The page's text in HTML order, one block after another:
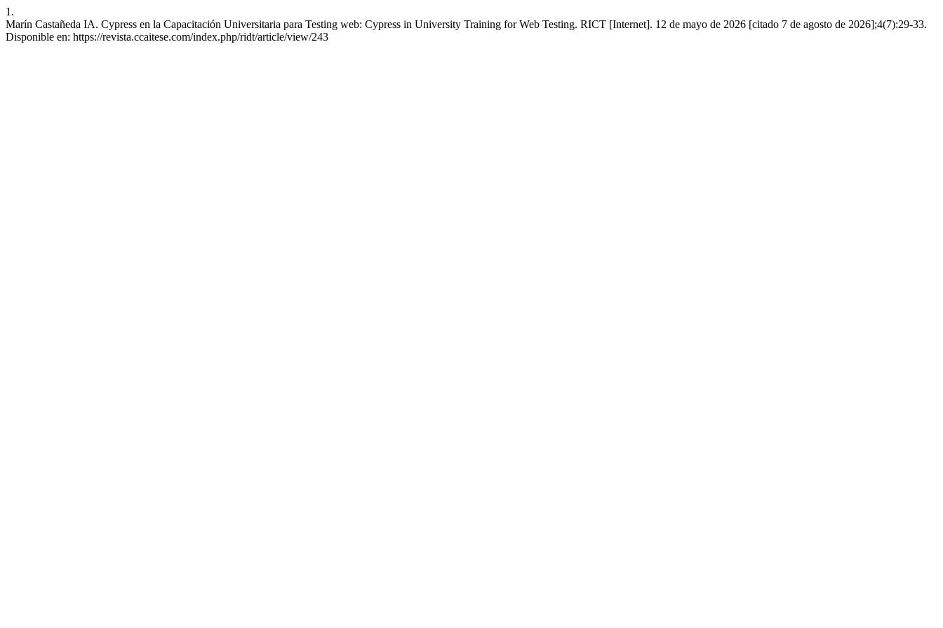
1.
Marín Castañeda IA. Cypress en la Capacitación Universitaria para Testing web: Cypress in University Training for Web Testing. RICT [Internet]. 12 de mayo de 2026 [citado 7 de agosto de 2026];4(7):29-33.
Disponible en: https://revista.ccaitese.com/index.php/ridt/article/view/243